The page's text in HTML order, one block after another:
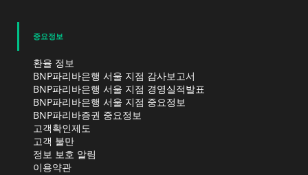
중요정보
환율 정보
BNP파리바은행 서울 지점 감사보고서
BNP파리바은행 서울 지점 경영실적발표
BNP파리바은행 서울 지점 중요정보
BNP파리바증권 중요정보
고객확인제도
고객 불만
정보 보호 알림
이용약관